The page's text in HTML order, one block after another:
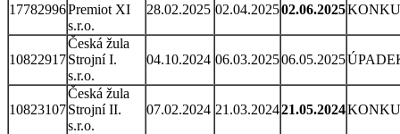
17782996Premiot XI
s.r.o.
28.02.2025 02.04.202502.06.2025
10822917
Česká žula
Strojní I.
s.r.o.
04.10.2024 06.03.202506.05.2025
10823107
Česká žula
Strojní II.
s.r.o.
07.02.2024 21.03.202421.05.2024